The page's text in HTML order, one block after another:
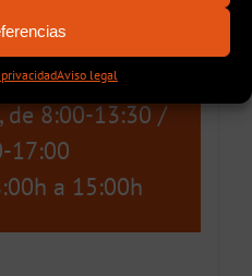
Aviso legal
de 8:00-13:30 /
17:00
a 15:00h